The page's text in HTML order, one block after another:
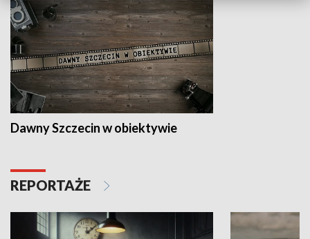
Dawny Szczecin w obiektywie
REPORTAŻE